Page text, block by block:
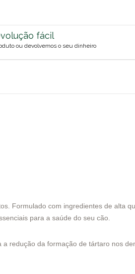
fácil
ou devolvemos o seu dinheiro
Formulado com ingredientes de alta
para a saúde do seu cão.
redução da formação de tártaro nos